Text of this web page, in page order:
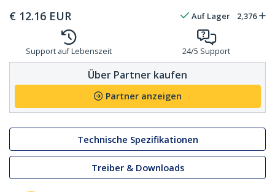
€ 12.16 EUR Auf Lager 2,376
Support auf Lebenszeit 24/5 Support
Über Partner kaufen
Partner anzeigen
Technische Spezifikationen
Treiber & Downloads